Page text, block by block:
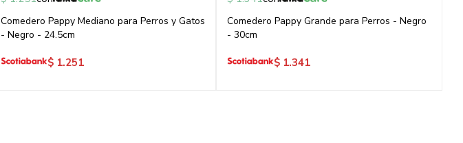
Comedero Pappy Mediano para Perros y Gatos
- Negro - 24.5cm
$ 1.251
Comedero Pappy Grande para Perros - Negro
- 30cm
$ 1.341